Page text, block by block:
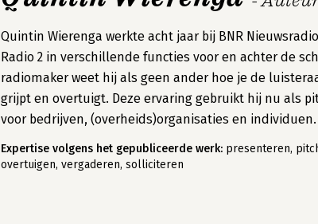
Quintin Wierenga werkte acht jaar bij BNR
Radio 2 in verschillende functies voor en achter de
radiomaker weet hij als geen ander hoe je de
grijpt en overtuigt. Deze ervaring gebruikt hij nu als
voor bedrijven, (overheids)organisaties en individuen.
Expertise volgens het gepubliceerde werk: presenteren,
overtuigen, vergaderen, solliciteren